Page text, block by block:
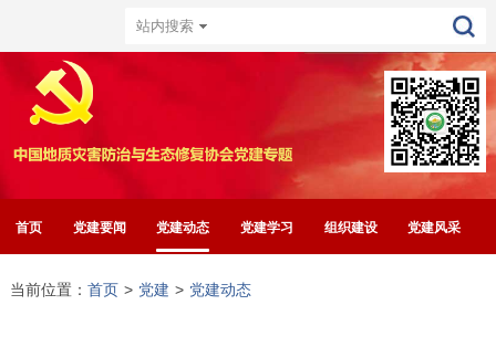
首页 党建要闻 党建动态 党建学习 组织建设 党建风采
当前位置： 首页 > 党建 > 党建动态